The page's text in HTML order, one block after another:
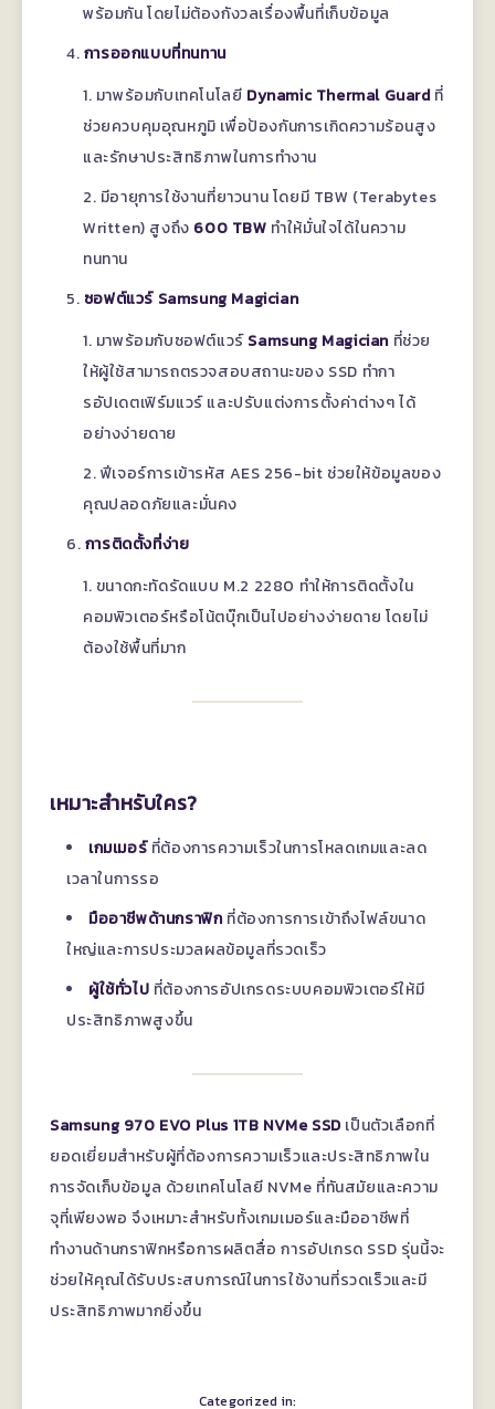
พร้อมกัน โดยไม่ต้องกังวลเรื่องพื้นที่เก็บข้อมูล
การออกแบบที่ทนทาน
มาพร้อมกับเทคโนโลยี Dynamic Thermal Guardที่
ช่วยควบคุมอุณหภูมิ เพื่อป้องกันการเกิดความร้อนสูง
และรักษาประสิทธิภาพในการทำงาน
มีอายุการใช้งานที่ยาวนาน โดยมี TBW (Terabytes
Written) สูงถึง 600 TBW ทำให้มั่นใจได้ในความ
ทนทาน
ซอฟต์แวร์ Samsung Magician
มาพร้อมกับซอฟต์แวร์Samsung Magician ที่ช่วย
ให้ผู้ใช้สามารถตรวจสอบสถานะของ SSD ทำกา
รอัปเดตเฟิร์มแวร์ และปรับแต่งการตั้งค่าต่างๆ ได้
อย่างง่ายดาย
ฟีเจอร์การเข้ารหัส AES 256-bit ช่วยให้ข้อมูลของ
คุณปลอดภัยและมั่นคง
การติดตั้งที่ง่าย
ขนาดกะทัดรัดแบบ M.2 2280 ทำให้การติดตั้งใน
คอมพิวเตอร์หรือโน้ตบุ๊กเป็นไปอย่างง่ายดาย โดยไม่
ต้องใช้พื้นที่มาก
เหมาะสำหรับใคร?
เกมเมอร์ที่ต้องการความเร็วในการโหลดเกมและลด
เวลาในการรอ
มืออาชีพด้านกราฟิก ที่ต้องการการเข้าถึงไฟล์ขนาด
ใหญ่และการประมวลผลข้อมูลที่รวดเร็ว
ผู้ใช้ทั่วไป ที่ต้องการอัปเกรดระบบคอมพิวเตอร์ให้มี
ประสิทธิภาพสูงขึ้น
Samsung 970 EVO Plus 1TB NVMe SSD เป็นตัวเลือกที่
ยอดเยี่ยมสำหรับผู้ที่ต้องการความเร็วและประสิทธิภาพใน
การจัดเก็บข้อมูล ด้วยเทคโนโลยี NVMe ที่ทันสมัยและความ
จุที่เพียงพอ จึงเหมาะสำหรับทั้งเกมเมอร์และมืออาชีพที่
ทำงานด้านกราฟิกหรือการผลิตสื่อ การอัปเกรด SSD รุ่นนี้จะ
ช่วยให้คุณได้รับประสบการณ์ในการใช้งานที่รวดเร็วและมี
ประสิทธิภาพมากยิ่งขึ้น
Categorized in: